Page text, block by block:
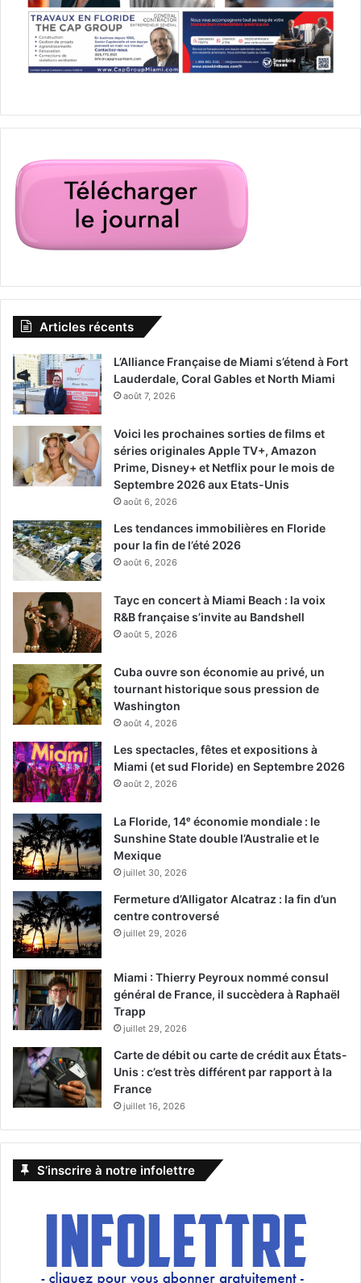
Articles récents
L’Alliance Française de Miami s’étend à Fort
Lauderdale, Coral Gables et North Miami
août 7, 2026
Voici les prochaines sorties de films et
séries originales Apple TV+, Amazon
Prime, Disney+ et Netflix pour le mois de
Septembre 2026 aux Etats-Unis
août 6, 2026
Les tendances immobilières en Floride
pour la fin de l’été 2026
août 6, 2026
Tayc en concert à Miami Beach : la voix
R&B française s’invite au Bandshell
août 5, 2026
Cuba ouvre son économie au privé, un
tournant historique sous pression de
Washington
août 4, 2026
Les spectacles, fêtes et expositions à
Miami (et sud Floride) en Septembre 2026
août 2, 2026
La Floride, 14ᵉ économie mondiale : le
Sunshine State double l’Australie et le
Mexique
juillet 30, 2026
Fermeture d’Alligator Alcatraz : la fin d’un
centre controversé
juillet 29, 2026
Miami : Thierry Peyroux nommé consul
général de France, il succèdera à Raphaël
Trapp
juillet 29, 2026
Carte de débit ou carte de crédit aux États-
Unis : c’est très différent par rapport à la
France
juillet 16, 2026
S’inscrire à notre infolettre